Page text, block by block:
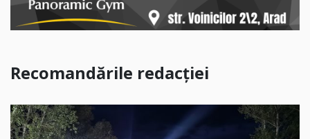
Recomandările redacției